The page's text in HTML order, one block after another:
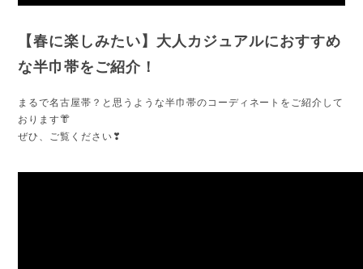
【春に楽しみたい】大人カジュアルにおすすめ
な半巾帯をご紹介！
まるで名古屋帯？と思うような半巾帯のコーディネートをご紹介して
おります👘
ぜひ、ご覧ください❣